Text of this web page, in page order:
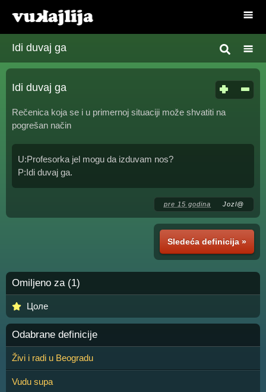
Idi duvaj ga
Idi duvaj ga
Rečenica koja se i u primernoj situaciji može shvatiti na
pogrešan način
U:Profesorka jel mogu da izduvam nos?
P:Idi duvaj ga.
pre 15 godina Jozl@
Sledeća definicija »
Omiljeno za (1)
Цоле
Odabrane definicije
Živi i radi u Beogradu
Vudu supa